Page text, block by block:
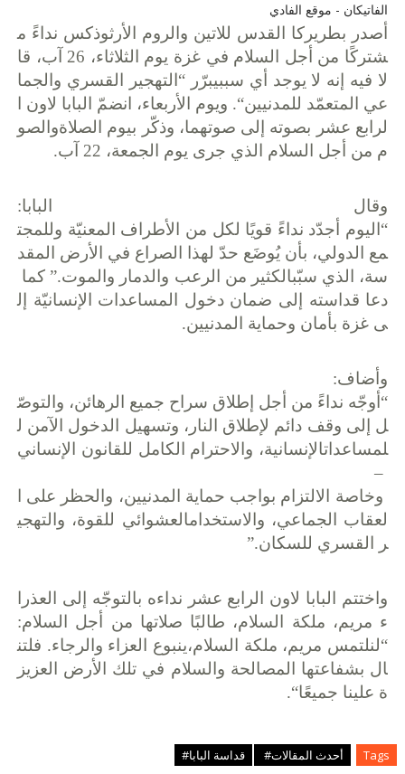
الفاتيكان - موقع الفادي
أصدر بطريركا القدس للاتين والروم الأرثوذكس نداءً م
شتركًا من أجل السلام في غزة يوم الثلاثاء، آب، قا
لا فيه إنه لا يوجد أي سببيبرّر “ التهجير القسري والجما
عي
المتعمّد للمدنيين“. ويوم الأربعاء، انضمّ البابا لاون
لرابع عشر بصوته إلى صوتهما، وذكّر بيوم الصلاةوالصو
م من أجل السلام الذي جرى يوم الجمعة، آب.
وقال البابا:
“ اليوم أجدّد نداءً قويًا لكل من الأطراف المعنيّة وللمجت
مع
الدولي، بأن يُوضَع حدّ لهذا الصراع في الأرض
المقد
سة،
الذي سبّبالكثير من الرعب والدمار والموت.” كما
دعا قداسته إلى ضمان دخول المساعدات الإنسانيّة
إل
ى غزة بأمان وحماية المدنيين.
وأضاف:
“ أوجّه نداءً من أجل إطلاق سراح جميع الرهائن، والتوصّ
ل
إلى وقف دائم لإطلاق النار، وتسهيل الدخول الآمن ل
لمساعداتالإنسانية، والاحترام الكامل للقانون
الإنساني
–
وخاصة
الالتزام بواجب حماية المدنيين، والحظر على
لعقاب
الجماعي، والاستخدامالعشوائي للقوة، والتهجي
ر
القسري للسكان.”
واختتم البابا لاون الرابع عشر نداءه بالتوجّه إلى
العذرا
ء مريم، ملكة السلام، طالبًا صلاتها من أجل السلام:
“لنلتمس مريم، ملكة السلام،ينبوع العزاء والرجاء. فلتن
ال بشفاعتها المصالحة والسلام في تلك الأرض
العزيز
ة علينا جميعًا“.
Tags أحدث المقالات#
قداسة البابا#